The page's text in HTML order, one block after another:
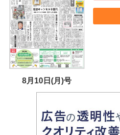
8月10日(月)号